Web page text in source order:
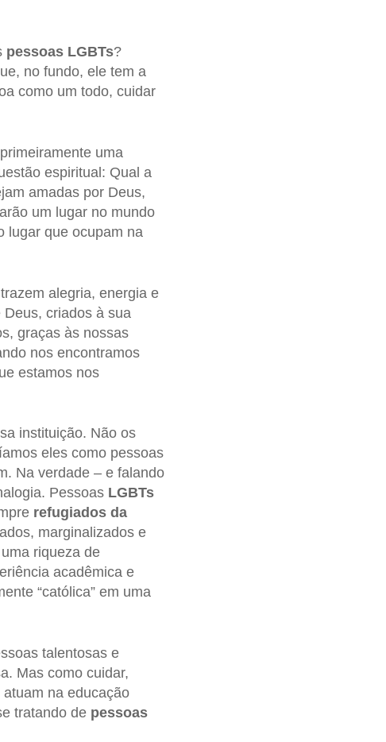
pessoas LGBTs?
no fundo, ele tem a
como um todo, cuidar
uma
espiritual: Qual a
amadas por Deus,
um lugar no mundo
lugar que ocupam na
alegria, energia e
criados à sua
graças às nossas
nos encontramos
estamos nos
instituição. Não os
eles como pessoas
Na verdade – e falando
Pessoas LGBTs
refugiados da
marginalizados e
riqueza de
acadêmica e
“católica” em uma
talentosas e
Mas como cuidar,
na educação
tratando de pessoas